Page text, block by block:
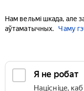
Нам вельмі шкада, але
аўтаматычных.
Чаму
Я не робат
Націсніце,